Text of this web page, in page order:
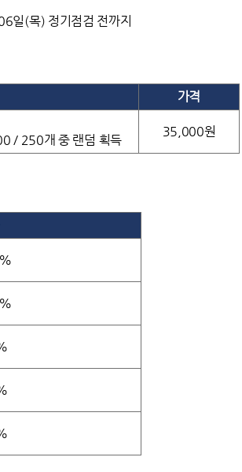
일(목) 정기점검 전까지
가격
/ 250개 중 랜덤 획득
35,000원